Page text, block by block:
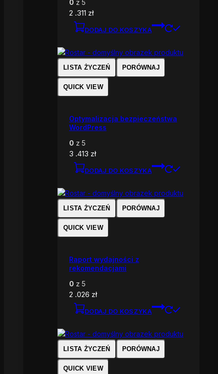
0 z 5
2 .311 zł
DODAJ DO KOSZYKA
LISTA ŻYCZEŃ PORÓWNAJ
QUICK VIEW
Optymalizacja bezpieczeństwa
WordPress
0 z 5
3 .413 zł
DODAJ DO KOSZYKA
LISTA ŻYCZEŃ PORÓWNAJ
QUICK VIEW
Raport wydajności z
rekomendacjami
0 z 5
2 .026 zł
DODAJ DO KOSZYKA
LISTA ŻYCZEŃ PORÓWNAJ
QUICK VIEW